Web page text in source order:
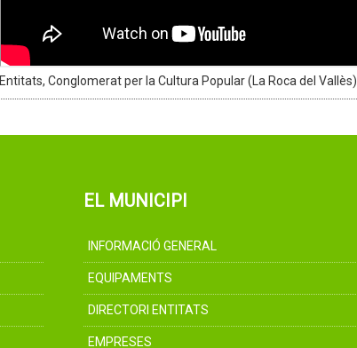
Entitats, Conglomerat per la Cultura Popular (La Roca del Vallès)
EL MUNICIPI
INFORMACIÓ GENERAL
EQUIPAMENTS
DIRECTORI ENTITATS
EMPRESES